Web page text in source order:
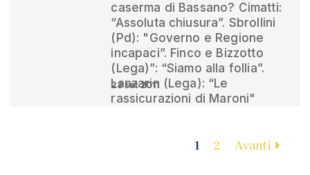
caserma di Bassano? Cimatti:
“Assoluta chiusura”. Sbrollini
(Pd): "Governo e Regione
incapaci”. Finco e Bizzotto
(Lega)”: “Siamo alla follia”.
Lanzarin (Lega): “Le
rassicurazioni di Maroni"
23 set 2011
1 2 Avanti